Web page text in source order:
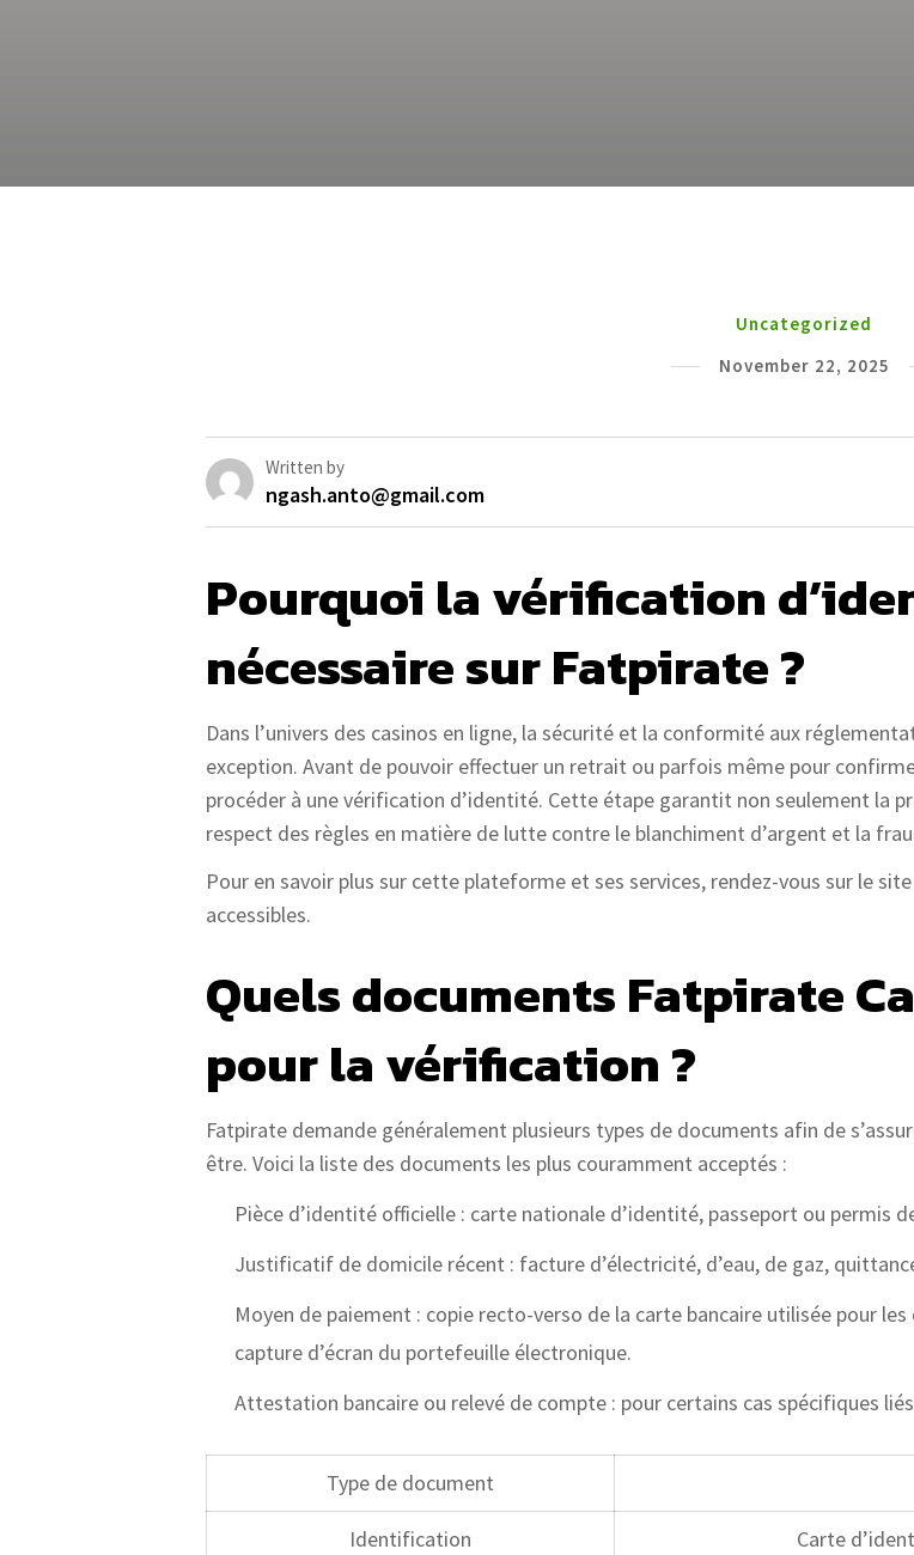
Uncategorized
November 22, 2025
Written by
ngash.anto@gmail.com
Pourquoi la vérification
nécessaire sur Fatpirate ?
Dans l’univers des casinos en ligne, la sécurité et la conformité aux
exception. Avant de pouvoir effectuer un retrait ou parfois même pour
procéder à une vérification d’identité. Cette étape garantit non seulement la
respect des règles en matière de lutte contre le blanchiment d’argent et la
Pour en savoir plus sur cette plateforme et ses services, rendez-vous sur le
accessibles.
Quels documents Fatpirate
pour la vérification ?
Fatpirate demande généralement plusieurs types de documents afin de
être. Voici la liste des documents les plus couramment acceptés :
Pièce d’identité officielle : carte nationale d’identité, passeport ou permis
Justificatif de domicile récent : facture d’électricité, d’eau, de gaz,
Moyen de paiement : copie recto-verso de la carte bancaire utilisée pour
capture d’écran du portefeuille électronique.
Attestation bancaire ou relevé de compte : pour certains cas spécifiques
Type de document
Identification Carte